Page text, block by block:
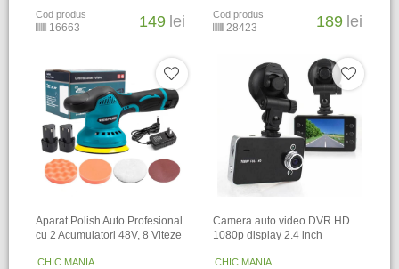
Cod produs
16663 149 lei Cod produs
28423 189 lei
Aparat Polish Auto Profesional
cu 2 Acumulatori 48V, 8 Viteze
CHIC MANIA
Camera auto video DVR HD
1080p display 2.4 inch
CHIC MANIA